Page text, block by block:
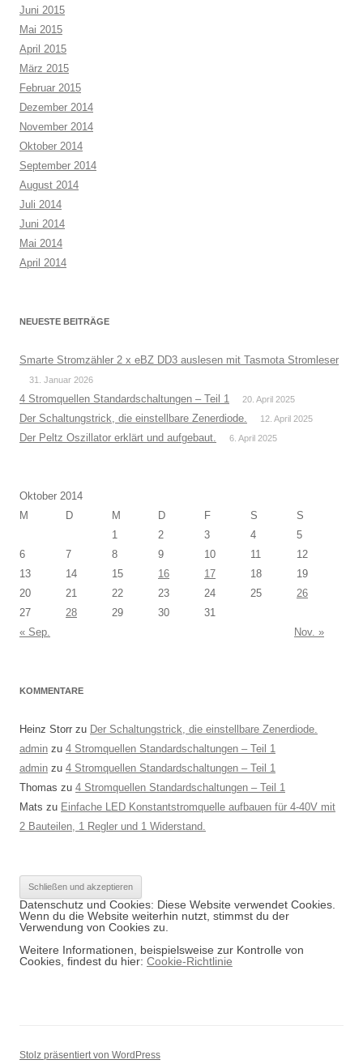
Juni 2015
Mai 2015
April 2015
März 2015
Februar 2015
Dezember 2014
November 2014
Oktober 2014
September 2014
August 2014
Juli 2014
Juni 2014
Mai 2014
April 2014
NEUESTE BEITRÄGE
Smarte Stromzähler 2 x eBZ DD3 auslesen mit Tasmota Stromleser
31. Januar 2026
4 Stromquellen Standardschaltungen – Teil 1 20. April 2025
Der Schaltungstrick, die einstellbare Zenerdiode. 12. April 2025
Der Peltz Oszillator erklärt und aufgebaut. 6. April 2025
Oktober 2014
M
D M D F S
S
1
2 3 4
5
6
7 8 9 10 11
12
13
14 15 16 17 18
19
20
21 22 23 24 25
26
27
28 29 30
31
« Sep.
Nov. »
KOMMENTARE
Heinz Storr zu Der Schaltungstrick, die einstellbare Zenerdiode.
admin zu 4 Stromquellen Standardschaltungen – Teil 1
admin zu 4 Stromquellen Standardschaltungen – Teil 1
Thomas zu 4 Stromquellen Standardschaltungen – Teil 1
Mats zu Einfache LED Konstantstromquelle aufbauen für 4-40V mit
2 Bauteilen, 1 Regler und 1 Widerstand.
Datenschutz und Cookies: Diese Website verwendet Cookies.
Wenn du die Website weiterhin nutzt, stimmst du der
Verwendung von Cookies zu.
Weitere Informationen, beispielsweise zur Kontrolle von
Cookies, findest du hier: Cookie-Richtlinie
Stolz präsentiert von WordPress